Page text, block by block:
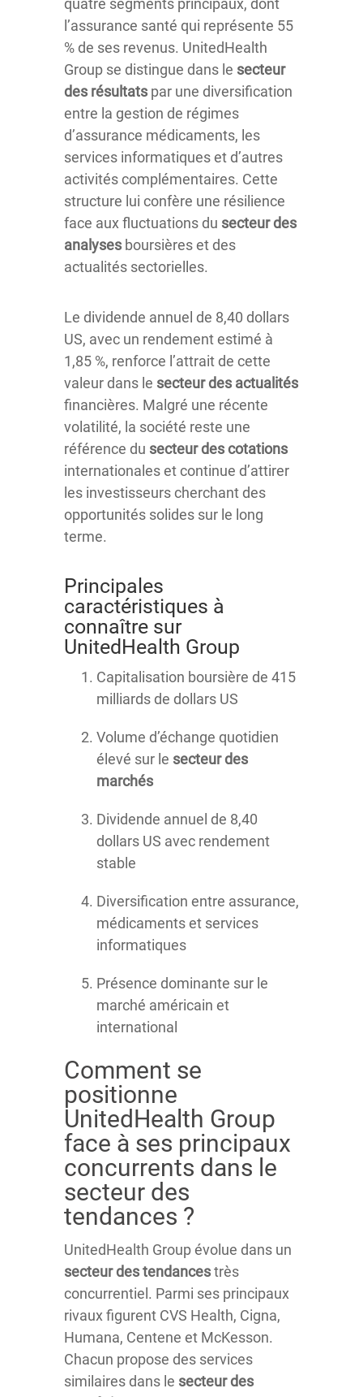
quatre segments principaux, dont
l’assurance santé qui représente 55
% de ses revenus. UnitedHealth
Group se distingue dans le secteur
des résultats par une diversification
entre la gestion de régimes
d’assurance médicaments, les
services informatiques et d’autres
activités complémentaires. Cette
structure lui confère une résilience
face aux fluctuations du secteur des
analyses boursières et des
actualités sectorielles.
Le dividende annuel de 8,40 dollars
US, avec un rendement estimé à
1,85 %, renforce l’attrait de cette
valeur dans le secteur des actualités
financières. Malgré une récente
volatilité, la société reste une
référence du secteur des cotations
internationales et continue d’attirer
les investisseurs cherchant des
opportunités solides sur le long
terme.
Principales
caractéristiques à
connaître sur
UnitedHealth Group
Capitalisation boursière de 415
milliards de dollars US
Volume d’échange quotidien
élevé sur le secteur des
marchés
Dividende annuel de 8,40
dollars US avec rendement
stable
Diversification entre assurance,
médicaments et services
informatiques
Présence dominante sur le
marché américain et
international
Comment se
positionne
UnitedHealth Group
face à ses principaux
concurrents dans le
secteur des
tendances ?
UnitedHealth Group évolue dans un
secteur des tendancestrès
concurrentiel. Parmi ses principaux
rivaux figurent CVS Health, Cigna,
Humana, Centene et McKesson.
Chacun propose des services
similaires dans le secteur des